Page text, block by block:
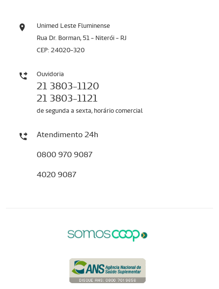
Unimed Leste Fluminense
Rua Dr. Borman, 51 - Niterói - RJ
CEP: 24020-320
Ouvidoria
21 3803-1120
21 3803-1121
de segunda a sexta, horário comercial
Atendimento 24h
0800 970 9087
4020 9087